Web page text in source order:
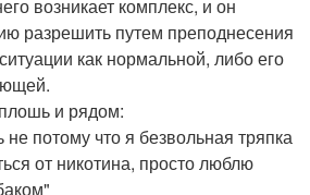
возникает комплекс, и он
разрешить путем преподнесения
как нормальной, либо его
и рядом:
потому что я безвольная тряпка
от никотина, просто люблю